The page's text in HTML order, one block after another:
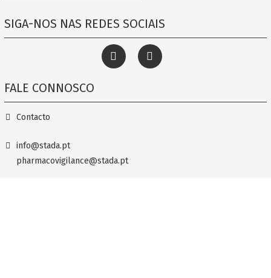
SIGA-NOS NAS REDES SOCIAIS
FALE CONNOSCO
Contacto
info@stada.pt
pharmacovigilance@stada.pt